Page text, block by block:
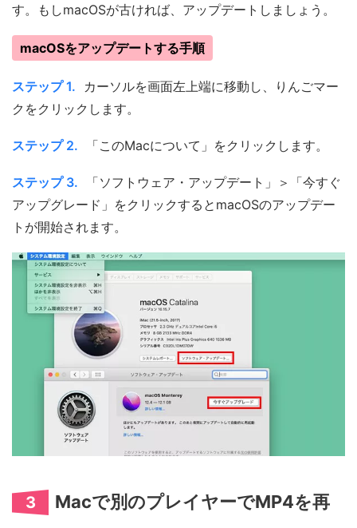
す。もしmacOSが古ければ、アップデートしましょう。
macOSをアップデートする手順
ステップ 1.
カーソルを画面左上端に移動し、りんごマー
クをクリックします。
ステップ 2. 「このMacについて」をクリックします。
ステップ 3.
「ソフトウェア・アップデート」＞「今すぐ
アップグレード」をクリックするとmacOSのアップデー
トが開始されます。
3
Macで別のプレイヤーでMP4を再